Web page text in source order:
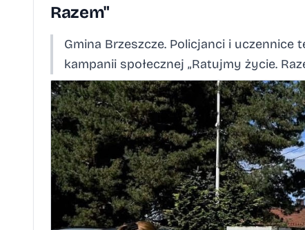
Razem"
Gmina Brzeszcze. Policjanci i
kampanii społecznej „Ratujmy życie.